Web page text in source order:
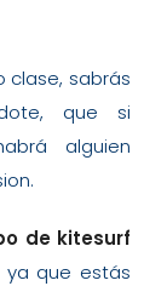
clase, sabrás
que si
alguien
de kitesurf
ya que estás